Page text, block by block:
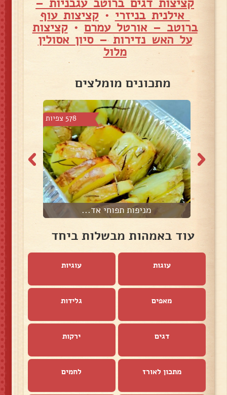
אילנית בניזרי •קציצות עוף
ברוטב – אורטל עמרם •קציצות
על האש נדירות – סיון אסולין
מלול
מתכונים מומלצים
578 צפיות
מניפות תפוחי אד...
עוד באמהות מבשלות ביחד
עוגות עוגיות
מאפים גלידות
דגים ירקות
מתכון לאורז לחמים